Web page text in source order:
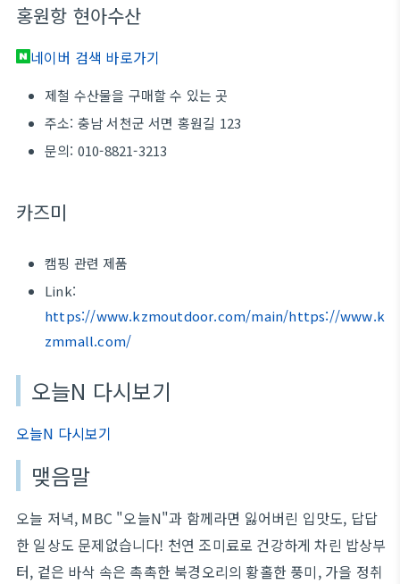
홍원항 현아수산
네이버 검색 바로가기
제철 수산물을 구매할 수 있는 곳
주소: 충남 서천군 서면 홍원길 123
문의: 010-8821-3213
카즈미
캠핑 관련 제품
Link:
https://www.kzmoutdoor.com/main/https://www.k
zmmall.com/
오늘N 다시보기
오늘N 다시보기
맺음말
오늘 저녁, MBC "오늘N"과 함께라면 잃어버린 입맛도, 답답
한 일상도 문제없습니다! 천연 조미료로 건강하게 차린 밥상부
터, 겉은 바삭 속은 촉촉한 북경오리의 황홀한 풍미, 가을 정취